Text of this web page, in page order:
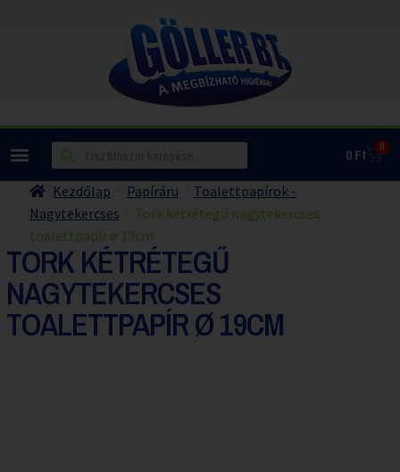
0Ft 0
Kezdőlap Papíráru
Toalettpapírok -
Nagytekercses
Tork kétrétegű nagytekercses
toalettpapír ø 19cm
TORK KÉTRÉTEGŰ
NAGYTEKERCSES
TOALETTPAPÍR Ø 19CM